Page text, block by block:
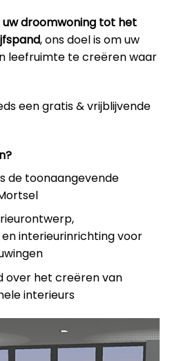
droomwoning tot het
, ons doel is om uw
leefruimte te creëren waar
een gratis & vrijblijvende
is de toonaangevende
interieurinrichting voor
over het creëren van
interieurs